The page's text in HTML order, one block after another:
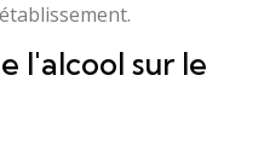
l'alcool sur le